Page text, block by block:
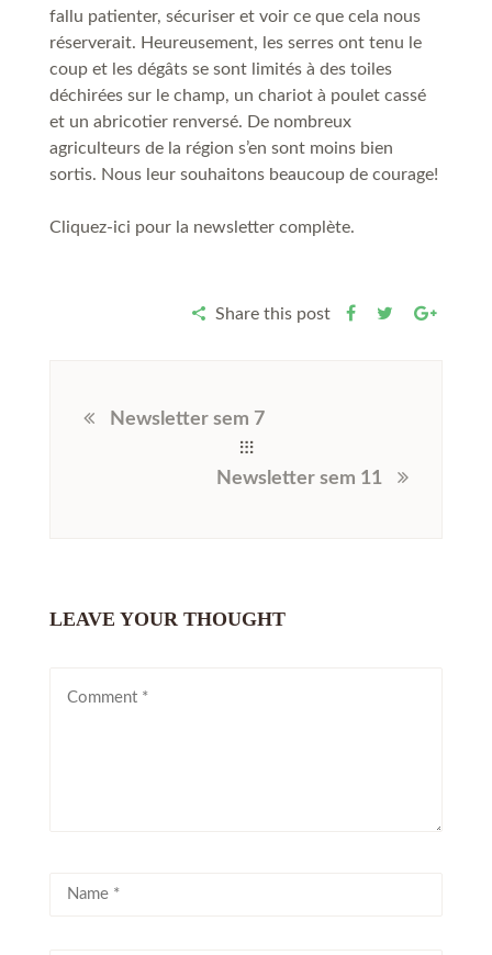
fallu patienter, sécuriser et voir ce que cela nous
réserverait. Heureusement, les serres ont tenu le
coup et les dégâts se sont limités à des toiles
déchirées sur le champ, un chariot à poulet cassé
et un abricotier renversé. De nombreux
agriculteurs de la région s’en sont moins bien
sortis. Nous leur souhaitons beaucoup de courage!
Cliquez-ici pour la newsletter complète.
Share this post
Newsletter sem 7
Newsletter sem 11
LEAVE YOUR THOUGHT